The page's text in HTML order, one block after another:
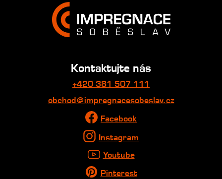
Kontaktujte nás
+420 381 507 111
obchod@impregnacesobeslav.cz
Facebook
Instagram
Youtube
Pinterest